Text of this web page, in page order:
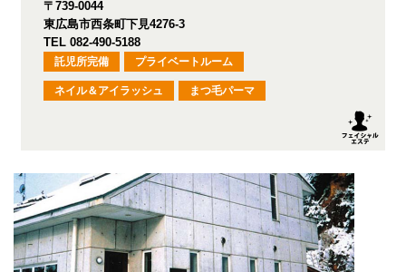
〒739-0044
東広島市西条町下見4276-3
TEL 082-490-5188
託児所完備 プライベートルーム
ネイル＆アイラッシュ まつ毛パーマ